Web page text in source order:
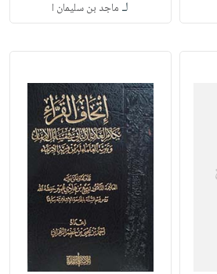
لـ ماجد بن سليمان ا